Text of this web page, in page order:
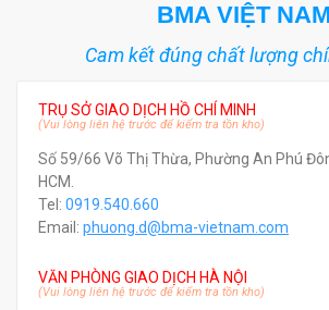
BMA VIỆT NAM
Cam kết đúng chất lượng
TRỤ SỞ GIAO DỊCH HỒ CHÍ MINH
(Vui lòng liên hệ trước để kiểm tra tồn kho)
Số 59/66 Võ Thị Thừa, Phường An Phú
HCM.
Tel: 0919.540.660
Email: phuong.d@bma-vietnam.com
VĂN PHÒNG GIAO DỊCH HÀ NỘI
(Vui lòng liên hệ trước để kiểm tra tồn kho)